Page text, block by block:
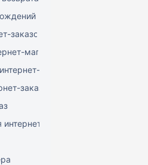
при возврате товара от
заказов
магазина
магазина
заказы»
заказов